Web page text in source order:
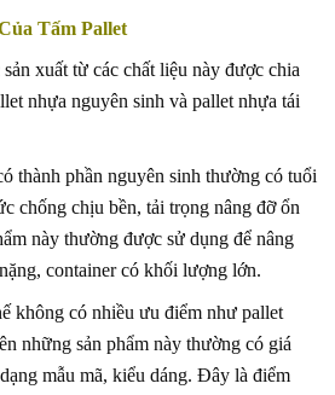
Tấm Pallet
xuất từ các chất liệu này được chia
nhựa nguyên sinh và pallet nhựa tái
thành phần nguyên sinh thường có tuổi
chống chịu bền, tải trọng nâng đỡ ổn
này thường được sử dụng để nâng
container có khối lượng lớn.
không có nhiều ưu điểm như pallet
những sản phẩm này thường có giá
mẫu mã, kiểu dáng. Đây là điểm